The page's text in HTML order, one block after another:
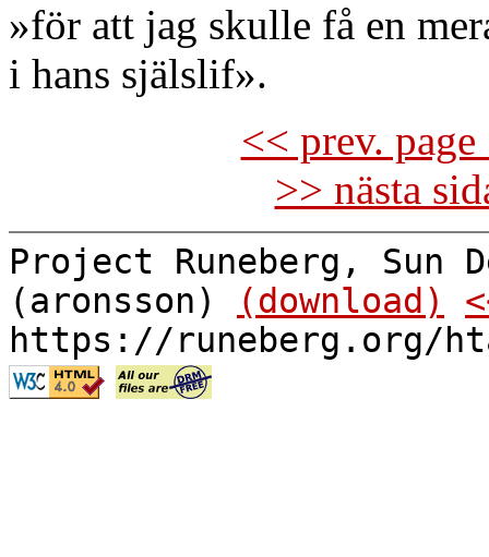
»för att jag skulle få en
i hans själslif».
<< prev.
>> nästa
Project Runeberg, Sun
(aronsson)
(download)
https://runeberg.org/